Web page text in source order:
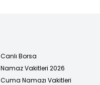
Canlı Borsa
Namaz Vakitleri 2026
Cuma Namazı Vakitleri